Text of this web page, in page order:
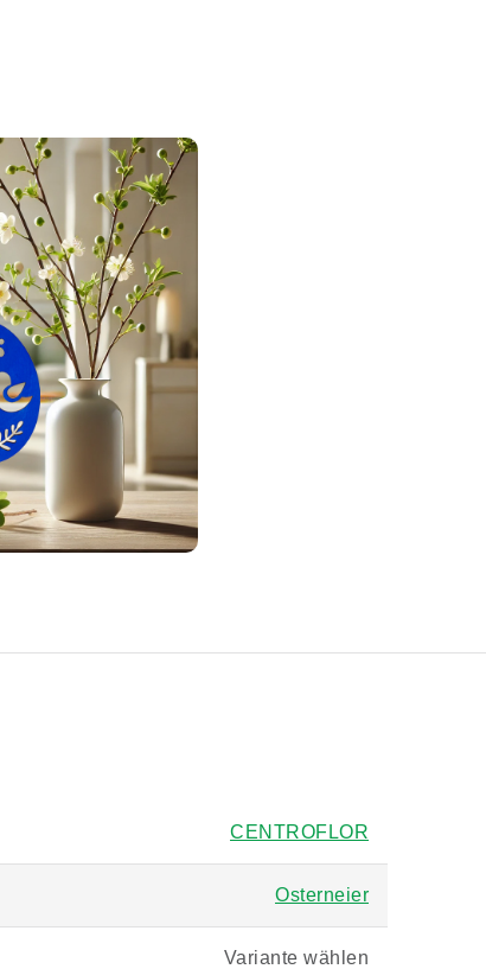
CENTROFLOR
Osterneier
Variante wählen